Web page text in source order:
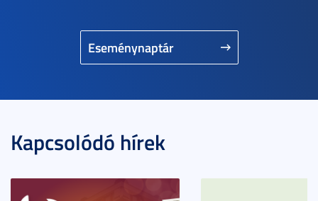
Eseménynaptár
Kapcsolódó hírek